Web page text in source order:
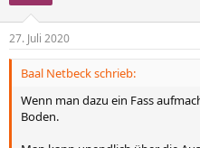
e
n
27. Juli 2020
Baal Netbeck schrieb:
Wenn man dazu ein Fass
Boden.